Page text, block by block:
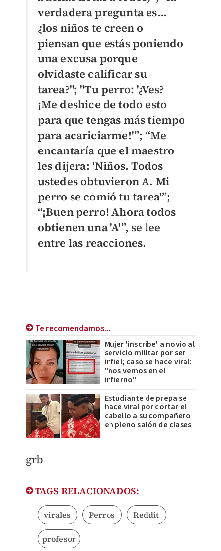
verdadera pregunta es…
¿los niños te creen o
piensan que estás poniendo
una excusa porque
olvidaste calificar su
tarea?"; "Tu perro: '¿Ves?
¡Me deshice de todo esto
para que tengas más tiempo
para acariciarme!'”; “Me
encantaría que el maestro
les dijera: 'Niños. Todos
ustedes obtuvieron A. Mi
perro se comió tu tarea'”;
“¡Buen perro! Ahora todos
obtienen una 'A'”, se lee
entre las reacciones.
Te recomendamos...
Mujer 'inscribe' a novio al
servicio militar por ser
infiel; caso se hace viral:
"nos vemos en el
infierno"
Estudiante de prepa se
hace viral por cortar el
cabello a su compañero
en pleno salón de clases
grb
TAGS RELACIONADOS:
virales Perros Reddit
profesor